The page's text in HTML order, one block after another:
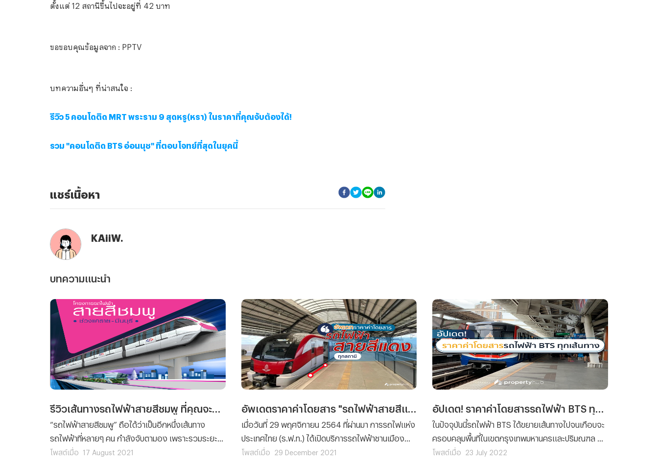
ตั้งแต่ 12 สถานีขึ้นไปจะอยู่ที่ 42 บาท
ขอขอบคุณข้อมูลจาก : PPTV
บทความอื่นๆ ที่น่าสนใจ :
รีวิว 5 คอนโดติด MRT พระราม 9 สุดหรู(หรา) ในราคาที่คุณจับต้องได้!
รวม "คอนโดติด BTS อ่อนนุช" ที่ตอบโจทย์ที่สุดในยุคนี้
แชร์เนื้อหา
KAiiW.
บทความแนะนำ
“รถไฟฟ้าสายสีชมพู” ถือได้ว่าเป็นอีกหนึ่งเส้นทาง
รถไฟฟ้าที่หลายๆ คน กำลังจับตามอง เพราะรวมระยะ
ทางของรถไฟฟ้าสายนี้นั้น มีความยาวถึง 34.5
โพสต์เมื่อ 17 August 2021
เมื่อวันที่ 29 พฤศจิกายน 2564 ที่ผ่านมา การรถไฟแห่ง
ประเทศไทย (ร.ฟ.ท.) ได้เปิดบริการรถไฟฟ้าชานเมือง
(สายสีแดง) แบบเต็มรูปแบบเชิงพาณิชย์ ทั้ง 2 เส้นทาง
โพสต์เมื่อ 29 December 2021
ในปัจจุบันนี้รถไฟฟ้า BTS ได้ขยายเส้นทางไปจนเกือบจะ
ครอบคลุมพื้นที่ในเขตกรุงเทพมหานครและปริมณฑล ส่ง
ผลให้การเดินทางของชาวกรุงเทพฯ นั้น เต็มไปด้วย
โพสต์เมื่อ 23 July 2022